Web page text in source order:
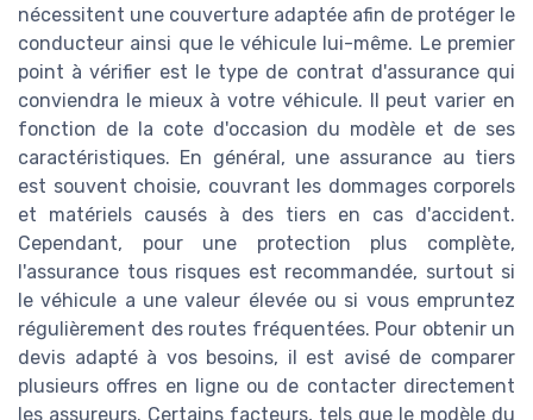
nécessitent une couverture adaptée afin de protéger le
conducteur ainsi que le véhicule lui-même. Le premier
point à vérifier est le type de contrat d'assurance qui
conviendra le mieux à votre véhicule. Il peut varier en
fonction de la cote d'occasion du modèle et de ses
caractéristiques. En général, une assurance au tiers
est souvent choisie, couvrant les dommages corporels
et matériels causés à des tiers en cas d'accident.
Cependant, pour une protection plus complète,
l'assurance tous risques est recommandée, surtout si
le véhicule a une valeur élevée ou si vous empruntez
régulièrement des routes fréquentées. Pour obtenir un
devis adapté à vos besoins, il est avisé de comparer
plusieurs offres en ligne ou de contacter directement
les assureurs. Certains facteurs, tels que le modèle du